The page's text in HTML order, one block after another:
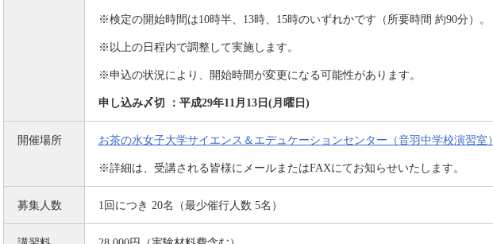
※検定の開始時間は10時半、13時、15時のいずれかです（所要時間 約90分）。
※以上の日程内で調整して実施します。
※申込の状況により、開始時間が変更になる可能性があります。
申し込み〆切 ：平成29年11月13日(月曜日)
開催場所 お茶の水女子大学サイエンス＆エデュケーションセンター（音羽中学校演習室）
※詳細は、受講される皆様にメールまたはFAXにてお知らせいたします。
募集人数 1回につき 20名（最少催行人数 5名）